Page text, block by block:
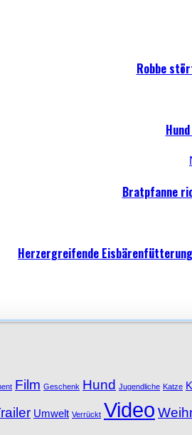
Robbe
Bratpfanne
Herzergreifende
Film Geschenk Hund Jugendliche Katze
Umwelt Verrückt Video